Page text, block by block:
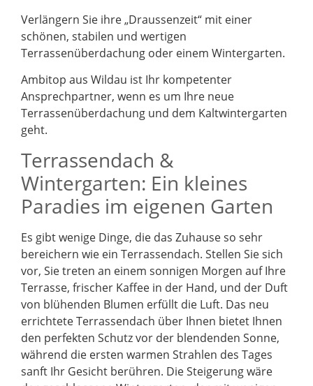
Verlängern Sie ihre „Draussenzeit“ mit einer
schönen, stabilen und wertigen
Terrassenüberdachung oder einem Wintergarten.
Ambitop aus Wildau ist Ihr kompetenter
Ansprechpartner, wenn es um Ihre neue
Terrassenüberdachung und dem Kaltwintergarten
geht.
Terrassendach &
Wintergarten: Ein kleines
Paradies im eigenen Garten
Es gibt wenige Dinge, die das Zuhause so sehr
bereichern wie ein Terrassendach. Stellen Sie sich
vor, Sie treten an einem sonnigen Morgen auf Ihre
Terrasse, frischer Kaffee in der Hand, und der Duft
von blühenden Blumen erfüllt die Luft. Das neu
errichtete Terrassendach über Ihnen bietet Ihnen
den perfekten Schutz vor der blendenden Sonne,
während die ersten warmen Strahlen des Tages
sanft Ihr Gesicht berühren. Die Steigerung wäre